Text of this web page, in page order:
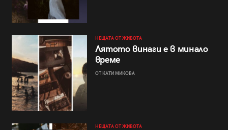
НЕЩАТА ОТ ЖИВОТА
Лятото винаги е в минало
време
ОТ КАТИ МИКОВА
НЕЩАТА ОТ ЖИВОТА